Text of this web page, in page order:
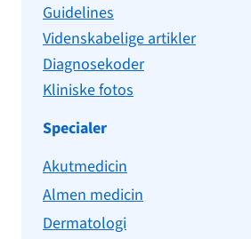
Guidelines
Videnskabelige artikler
Diagnosekoder
Kliniske fotos
Specialer
Akutmedicin
Almen medicin
Dermatologi